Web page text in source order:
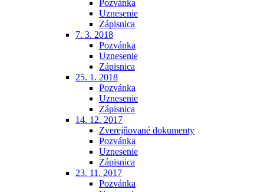
Pozvánka
Uznesenie
Zápisnica
7. 3. 2018
Pozvánka
Uznesenie
Zápisnica
25. 1. 2018
Pozvánka
Uznesenie
Zápisnica
14. 12. 2017
Zverejňované dokumenty
Pozvánka
Uznesenie
Zápisnica
23. 11. 2017
Pozvánka